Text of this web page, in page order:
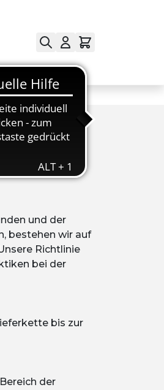
und der
bestehen wir auf
Richtlinie
bei der
bis zur
der